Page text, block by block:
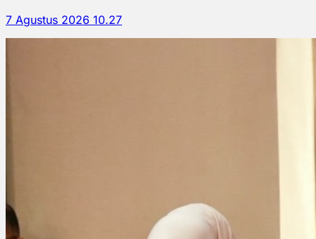
7 Agustus 2026 10.27